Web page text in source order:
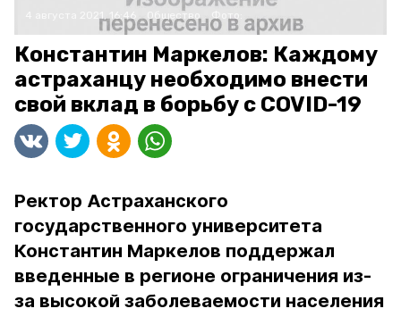
4 августа 2021, 16:46 Общество Фото:
Константин Маркелов: Каждому
астраханцу необходимо внести
свой вклад в борьбу с COVID-19
Ректор Астраханского
государственного университета
Константин Маркелов поддержал
введенные в регионе ограничения из-
за высокой заболеваемости населения